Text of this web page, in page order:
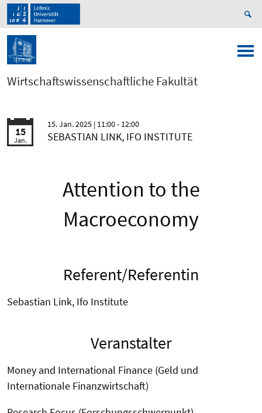
Wirtschaftswissenschaftliche Fakultät
15
Jan.
15. Jan. 2025 | 11:00 - 12:00
SEBASTIAN LINK, IFO INSTITUTE
Attention to the
Macroeconomy
Referent/Referentin
Sebastian Link, Ifo Institute
Veranstalter
Money and International Finance (Geld und
Internationale Finanzwirtschaft)